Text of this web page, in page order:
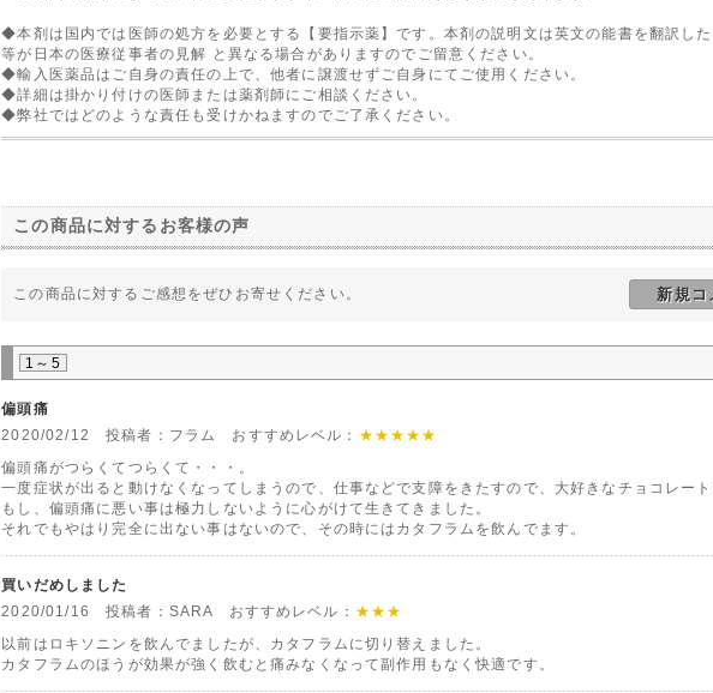
◆本剤は国内では医師の処方を必要とする【要指示薬】です。本剤の説明文は英文の能書を翻訳し
等が日本の医療従事者の見解 と異なる場合がありますのでご留意ください。
◆輸入医薬品はご自身の責任の上で、他者に譲渡せずご自身にてご使用ください。
◆詳細は掛かり付けの医師または薬剤師にご相談ください。
◆弊社ではどのような責任も受けかねますのでご了承ください。
この商品に対するお客様の声
この商品に対するご感想をぜひお寄せください。 新規コ
1～5
偏頭痛
2020/02/12 投稿者：フラム おすすめレベル：
★★★★★
偏頭痛がつらくてつらくて・・・。
一度症状が出ると動けなくなってしまうので、仕事などで支障をきたすので、大好きなチョコレー
もし、偏頭痛に悪い事は極力しないように心がけて生きてきました。
それでもやはり完全に出ない事はないので、その時にはカタフラムを飲んでます。
買いだめしました
2020/01/16 投稿者：SARA おすすめレベル： ★★★
以前はロキソニンを飲んでましたが、カタフラムに切り替えました。
カタフラムのほうが効果が強く飲むと痛みなくなって副作用もなく快適です。